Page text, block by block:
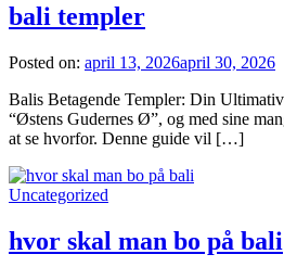
bali templer
Posted on: april 13, 2026april 30, 2026
Balis Betagende Templer: Din
“Østens Gudernes Ø”, og med sine
at se hvorfor. Denne guide vil […]
Uncategorized
hvor skal man bo på bali